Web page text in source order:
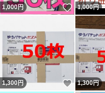
1,000円 いいね！
1,000円
1,300円 いいね！
1,300円